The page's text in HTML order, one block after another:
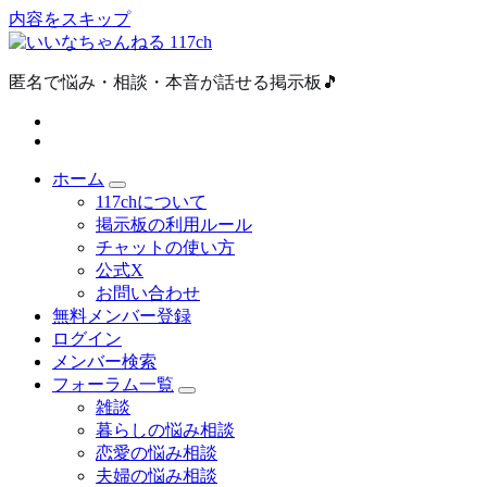
内容をスキップ
匿名で悩み・相談・本音が話せる掲示板🎵
ホーム
117chについて
掲示板の利用ルール
チャットの使い方
公式X
お問い合わせ
無料メンバー登録
ログイン
メンバー検索
フォーラム一覧
雑談
暮らしの悩み相談
恋愛の悩み相談
夫婦の悩み相談